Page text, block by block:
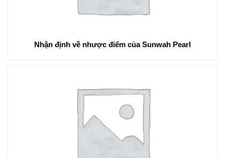
Nhận định về nhược điểm của Sunwah Pearl